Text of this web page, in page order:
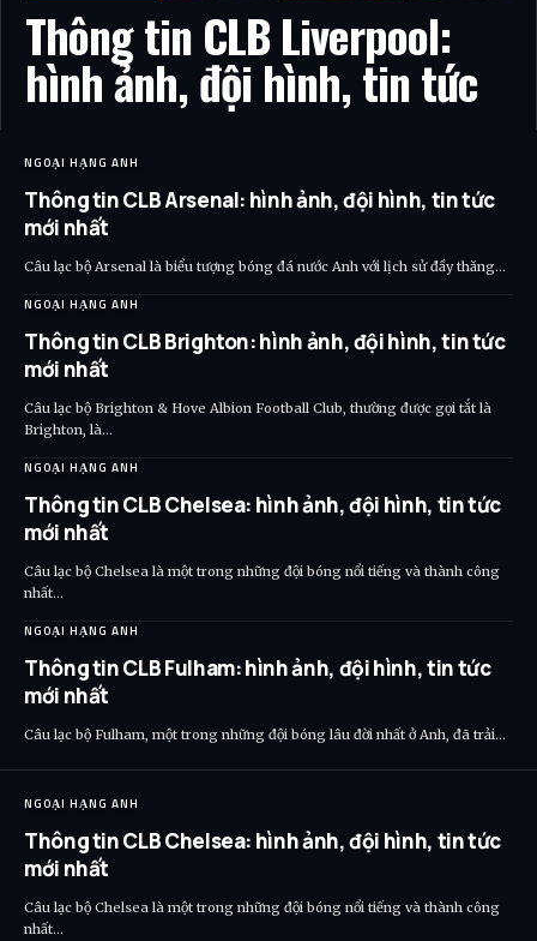
Thông tin CLB Liverpool:
hình ảnh, đội hình, tin tức
NGOẠI HẠNG ANH
Thông tin CLB Arsenal: hình ảnh, đội hình, tin tức
mới nhất
Câu lạc bộ Arsenal là biểu tượng bóng đá nước Anh với lịch sử đầy thăng…
NGOẠI HẠNG ANH
Thông tin CLB Brighton: hình ảnh, đội hình, tin tức
mới nhất
Câu lạc bộ Brighton & Hove Albion Football Club, thường được gọi tắt là
Brighton, là…
NGOẠI HẠNG ANH
Thông tin CLB Chelsea: hình ảnh, đội hình, tin tức
mới nhất
Câu lạc bộ Chelsea là một trong những đội bóng nổi tiếng và thành công
nhất…
NGOẠI HẠNG ANH
Thông tin CLB Fulham: hình ảnh, đội hình, tin tức
mới nhất
Câu lạc bộ Fulham, một trong những đội bóng lâu đời nhất ở Anh, đã trải…
NGOẠI HẠNG ANH
Thông tin CLB Chelsea: hình ảnh, đội hình, tin tức
mới nhất
Câu lạc bộ Chelsea là một trong những đội bóng nổi tiếng và thành công
nhất…